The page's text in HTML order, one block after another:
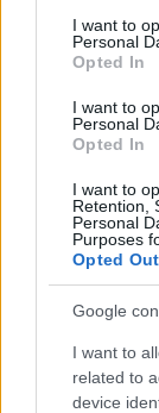
consent section.
I want to
Personal
Opted In
I want to
Personal
Opted In
I want to
Retention,
Personal
Purposes
Opted Out
Google
I want to
related to
device
μέρες
Μάθε
Βάλε